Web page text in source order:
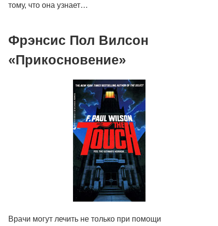
тому, что она узнает…
Фрэнсис Пол Вилсон
«Прикосновение»
Врачи могут лечить не только при помощи